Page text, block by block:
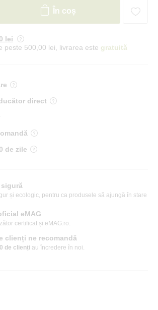
În coș
lei
peste 500,00 lei, livrarea este gratuită
direct
de zile
sigură
și ecologic, pentru ca produsele să ajungă în stare
eMAG
certificat și eMAG.ro.
clienți ne recomandă
de clienți au încredere în noi.